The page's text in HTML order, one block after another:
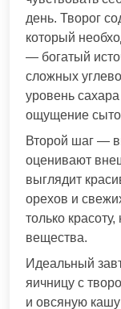
день. Творог
который
— богатый
сложных
уровень
ощущение
Второй шаг —
оценивают
выглядит
орехов и
только
вещества.
Идеальный
яичницу с
и овсяную